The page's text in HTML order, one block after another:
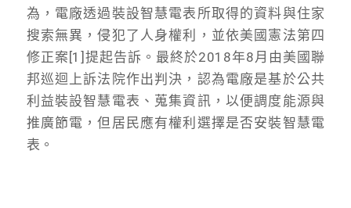
為，電廠透過裝設智慧電表所取得的資料與住家
搜索無異，侵犯了人身權利，並依美國憲法第四
修正案[1]提起告訴。最終於2018年8月由美國聯
邦巡迴上訴法院作出判決，認為電廠是基於公共
利益裝設智慧電表、蒐集資訊，以便調度能源與
推廣節電，但居民應有權利選擇是否安裝智慧電
表。